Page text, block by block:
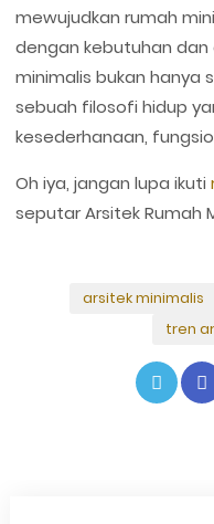
mewujudkan rumah
dengan kebutuhan dan
minimalis bukan hanya
sebuah filosofi hidup
kesederhanaan,
Oh iya, jangan lupa ikuti
seputar Arsitek Rumah
arsitek minimalis
tren